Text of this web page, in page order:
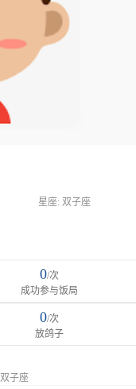
星座: 双子座
0/次
成功参与饭局
0/次
放鸽子
双子座